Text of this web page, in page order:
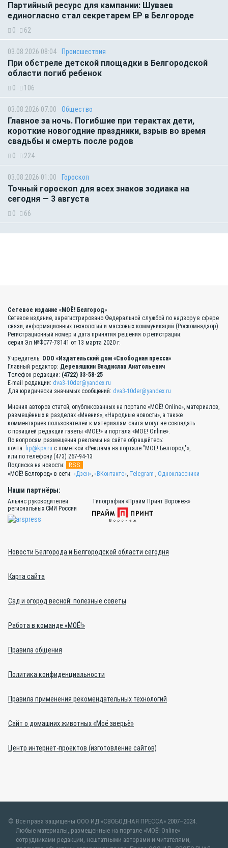
Партийный ресурс для кампании: Шуваев
единогласно стал секретарем ЕР в Белгороде
0 62
03.08.2026 08:04 Происшествия
При обстреле детской площадки в Белгородской
области погиб ребенок
0 106
03.08.2026 07:00 Общество
Главное за ночь. Погибшие при терактах дети,
короткие новогодние праздники, взрыв во время
свадьбы и смерть после родов
0 224
03.08.2026 01:00 Гороскоп
Точный гороскоп для всех знаков зодиака на
сегодня — 3 августа
0 66
Сетевое издание «МОЁ! Белгород»
Сетевое издание, зарегистрировано Федеральной службой по надзору в сфере
связи, информационных технологий и массовых коммуникаций (Роскомнадзор).
Регистрационный номер и дата принятия решения о регистрации:
серия Эл №ФС77-78141 от 13 марта 2020 г.
Учредитель: ООО «Издательский дом «Свободная пресса»
Главный редактор: Деревяшкин Владислав Анатольевич
Телефон редакции: (4722) 33-58-25
E-mail редакции: dva3-10der@yandex.ru
Для юридически значимых сообщений: dva3-10der@yandex.ru
Мнения авторов статей, опубликованных на портале «МОЁ! Online», материалов,
размещённых в разделах «Мнения», «Народные новости», а также
комментариев пользователей к материалам сайта могут не совпадать
с позицией редакции газеты «МОЁ!» и портала «МОЁ! Online».
По вопросам размещения рекламы на сайте обращайтесь:
почта: lip@kpv.ru с пометкой «Реклама на портале "МОЁ! Белгород"»,
или по телефону (473) 267-94-13
Подписка на новости:
RSS
«МОЁ! Белгород» в сети: «Дзен», «ВКонтакте», Telegram , Одноклассники
Наши партнёры:
Альянс руководителей
региональных СМИ России
Типография «Прайм Принт Воронеж»
Новости Белгорода и Белгородской области сегодня
Карта сайта
Сад и огород весной: полезные советы
Работа в команде «МОЁ!»
Правила общения
Политика конфиденциальности
Правила применения рекомендательных технологий
Сайт о домашних животных «Моё зверьё»
Центр интернет-проектов (изготовление сайтов)
Все права защищены ООО ИД «СВОБОДНАЯ ПРЕССА» 2007–2024.
Любые материалы, размещенные на портале «МОЁ! Online»
сотрудниками редакции, нештатными авторами и читателями,